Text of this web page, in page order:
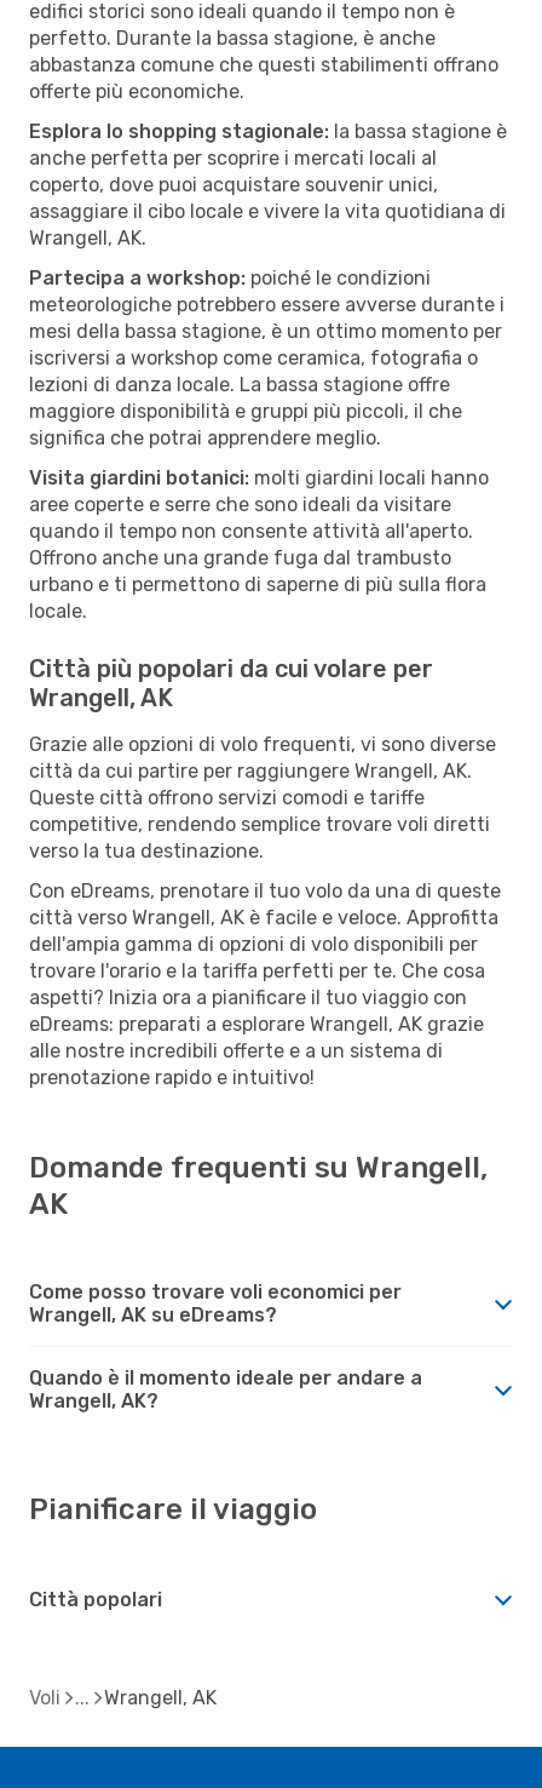
edifici storici sono ideali quando il tempo non è
perfetto. Durante la bassa stagione, è anche
abbastanza comune che questi stabilimenti offrano
offerte più economiche.
Esplora lo shopping stagionale: la bassa stagione è
anche perfetta per scoprire i mercati locali al
coperto, dove puoi acquistare souvenir unici,
assaggiare il cibo locale e vivere la vita quotidiana di
Wrangell, AK.
Partecipa a workshop: poiché le condizioni
meteorologiche potrebbero essere avverse durante i
mesi della bassa stagione, è un ottimo momento per
iscriversi a workshop come ceramica, fotografia o
lezioni di danza locale. La bassa stagione offre
maggiore disponibilità e gruppi più piccoli, il che
significa che potrai apprendere meglio.
Visita giardini botanici: molti giardini locali hanno
aree coperte e serre che sono ideali da visitare
quando il tempo non consente attività all'aperto.
Offrono anche una grande fuga dal trambusto
urbano e ti permettono di saperne di più sulla flora
locale.
Città più popolari da cui volare per
Wrangell, AK
Grazie alle opzioni di volo frequenti, vi sono diverse
città da cui partire per raggiungere Wrangell, AK.
Queste città offrono servizi comodi e tariffe
competitive, rendendo semplice trovare voli diretti
verso la tua destinazione.
Con eDreams, prenotare il tuo volo da una di queste
città verso Wrangell, AK è facile e veloce. Approfitta
dell'ampia gamma di opzioni di volo disponibili per
trovare l'orario e la tariffa perfetti per te. Che cosa
aspetti? Inizia ora a pianificare il tuo viaggio con
eDreams: preparati a esplorare Wrangell, AK grazie
alle nostre incredibili offerte e a un sistema di
prenotazione rapido e intuitivo!
Domande frequenti su Wrangell,
AK
Come posso trovare voli economici per
Wrangell, AK su eDreams?
Quando è il momento ideale per andare a
Wrangell, AK?
Pianificare il viaggio
Città popolari
Voli Wrangell, AK